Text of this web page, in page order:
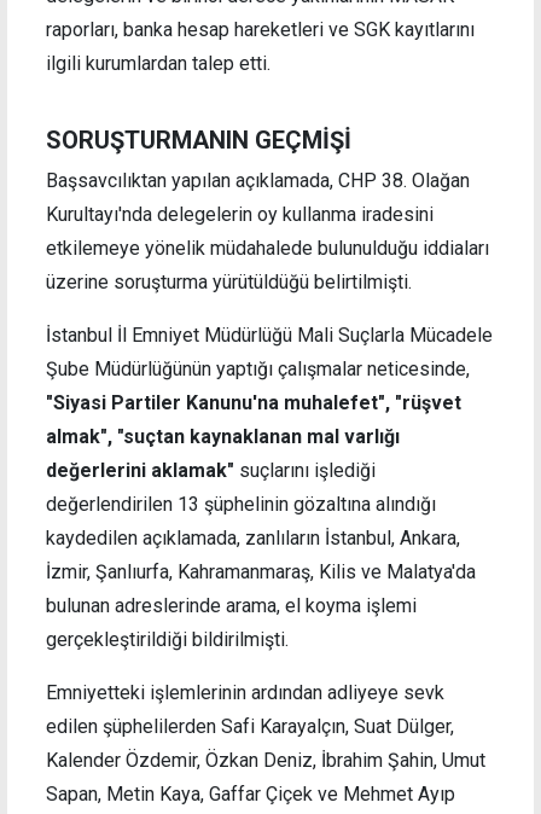
raporları, banka hesap hareketleri ve SGK kayıtlarını
ilgili kurumlardan talep etti.
SORUŞTURMANIN GEÇMİŞİ
Başsavcılıktan yapılan açıklamada, CHP 38. Olağan
Kurultayı'nda delegelerin oy kullanma iradesini
etkilemeye yönelik müdahalede bulunulduğu iddiaları
üzerine soruşturma yürütüldüğü belirtilmişti.
İstanbul İl Emniyet Müdürlüğü Mali Suçlarla Mücadele
Şube Müdürlüğünün yaptığı çalışmalar neticesinde,
"Siyasi Partiler Kanunu'na muhalefet", "rüşvet
almak", "suçtan kaynaklanan mal varlığı
değerlerini aklamak" suçlarını işlediği
değerlendirilen 13 şüphelinin gözaltına alındığı
kaydedilen açıklamada, zanlıların İstanbul, Ankara,
İzmir, Şanlıurfa, Kahramanmaraş, Kilis ve Malatya'da
bulunan adreslerinde arama, el koyma işlemi
gerçekleştirildiği bildirilmişti.
Emniyetteki işlemlerinin ardından adliyeye sevk
edilen şüphelilerden Safi Karayalçın, Suat Dülger,
Kalender Özdemir, Özkan Deniz, İbrahim Şahin, Umut
Sapan, Metin Kaya, Gaffar Çiçek ve Mehmet Ayıp